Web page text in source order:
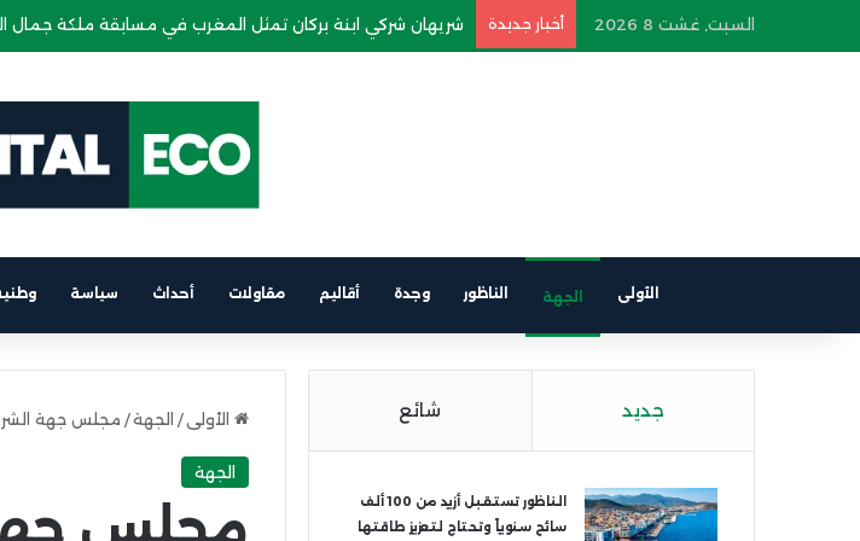
السبت, غشت 8 2026 أخبار جديدة طالب جامعي بالناظور يتهم شركة بتزوير تصريحه لدى الضمان
الأولى الجهة الناظور وجدة أقاليم مقاولات أحداث سياسة
الأولى / الجهة/ مجلس جهة
الجهة
مجلس
جديد شائع
الناظور تستقبل أزيد من 100 ألف
سائح سنوياً وتحتاج لتعزيز طاقتها